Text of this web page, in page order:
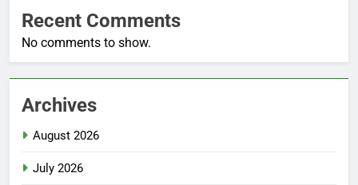
Recent Comments
No comments to show.
Archives
August 2026
July 2026